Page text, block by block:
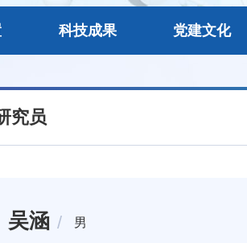
科技成果 党建文化
究员
吴涵 男